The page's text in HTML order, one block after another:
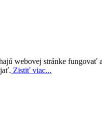
webovej stránke
Zistiť viac...